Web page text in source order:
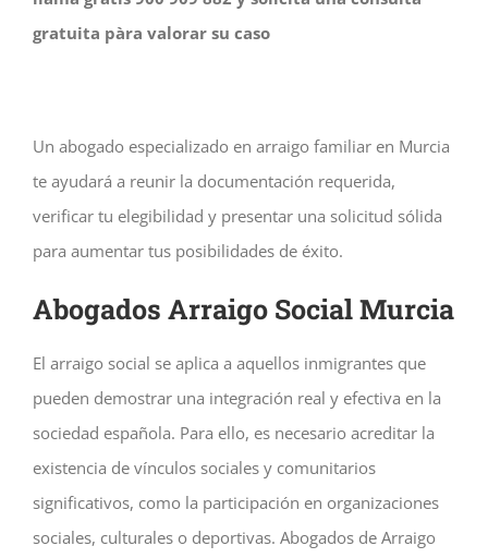
gratuita pàra valorar su caso
Un abogado especializado en arraigo familiar en Murcia
te ayudará a reunir la documentación requerida,
verificar tu elegibilidad y presentar una solicitud sólida
para aumentar tus posibilidades de éxito.
Abogados Arraigo Social Murcia
El arraigo social se aplica a aquellos inmigrantes que
pueden demostrar una integración real y efectiva en la
sociedad española. Para ello, es necesario acreditar la
existencia de vínculos sociales y comunitarios
significativos, como la participación en organizaciones
sociales, culturales o deportivas. Abogados de Arraigo